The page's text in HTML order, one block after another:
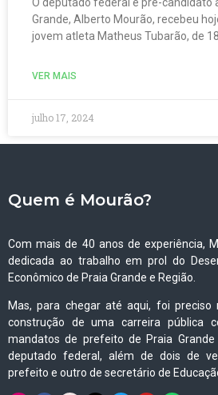
Grande, Alberto Mourão, recebeu
jovem atleta Matheus Tubarão, de
VER MAIS
julho 17, 2024
Quem é Mourão?
Com mais de 40 anos de experiência,
dedicada ao trabalho em prol do
Econômico de Praia Grande e Região.
Mas, para chegar até aqui, foi preciso
construção de uma carreira pública
mandatos de prefeito de Praia
deputado federal, além de dois de
prefeito e outro de secretário de